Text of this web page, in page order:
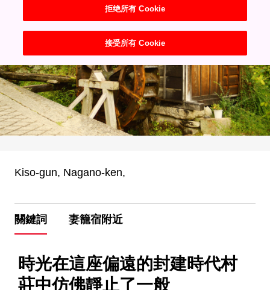
Kiso-gun, Nagano-ken,
關鍵詞 妻籠宿附近
時光在這座偏遠的封建時代村
莊中仿佛靜止了一般
拒绝所有 Cookie
接受所有 Cookie